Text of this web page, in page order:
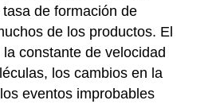
de formación de
de los productos. El
constante de velocidad
los cambios en la
eventos improbables